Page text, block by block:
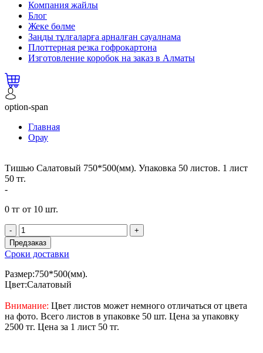
Компания жайлы
Блог
Жеке бөлме
Заңды тұлғаларға арналған сауалнама
Плоттерная резка гофрокартона
Изготовление коробок на заказ в Алматы
option-span
Главная
Орау
Тишью Салатовый 750*500(мм). Упаковка 50 листов. 1 лист
50 тг.
-
0 тг от 10 шт.
-
+
Предзаказ
Сроки доставки
Размер:750*500(мм).
Цвет:Салатовый
Внимание: Цвет листов может немного отличаться от цвета
на фото. Всего листов в упаковке 50 шт. Цена за упаковку
2500 тг. Цена за 1 лист 50 тг.